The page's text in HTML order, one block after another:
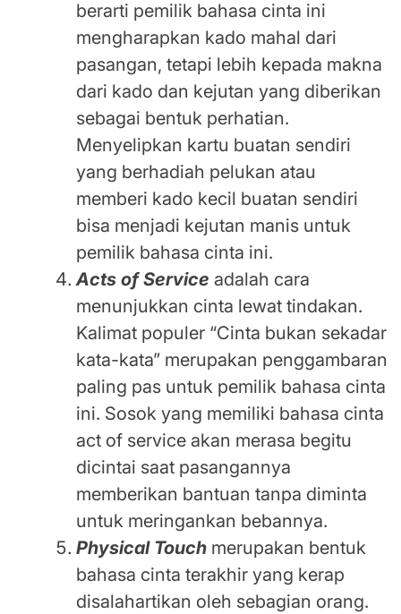
berarti pemilik bahasa cinta ini
mengharapkan kado mahal dari
pasangan, tetapi lebih kepada makna
dari kado dan kejutan yang diberikan
sebagai bentuk perhatian.
Menyelipkan kartu buatan sendiri
yang berhadiah pelukan atau
memberi kado kecil buatan sendiri
bisa menjadi kejutan manis untuk
pemilik bahasa cinta ini.
Acts of Service adalah cara
menunjukkan cinta lewat tindakan.
Kalimat populer “Cinta bukan sekadar
kata-kata” merupakan penggambaran
paling pas untuk pemilik bahasa cinta
ini. Sosok yang memiliki bahasa cinta
act of service akan merasa begitu
dicintai saat pasangannya
memberikan bantuan tanpa diminta
untuk meringankan bebannya.
Physical Touch merupakan bentuk
bahasa cinta terakhir yang kerap
disalahartikan oleh sebagian orang.